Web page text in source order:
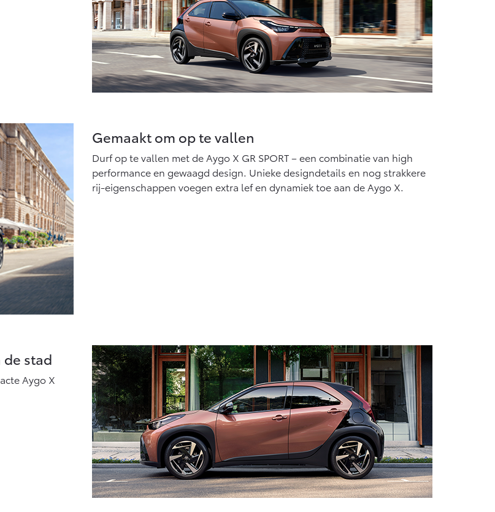
Gemaakt om op te vallen
Durf op te vallen met de Aygo X GR SPORT – een combinatie van high
performance en gewaagd design. Unieke designdetails en nog strakkere
rij-eigenschappen voegen extra lef en dynamiek toe aan de Aygo X.
stad
Aygo X